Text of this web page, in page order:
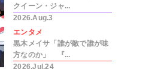
クイーン・ジャ...
2026.Aug.3
エンタメ
黒木メイサ「誰が敵で誰が味
方なのか」 『...
2026.Jul.24